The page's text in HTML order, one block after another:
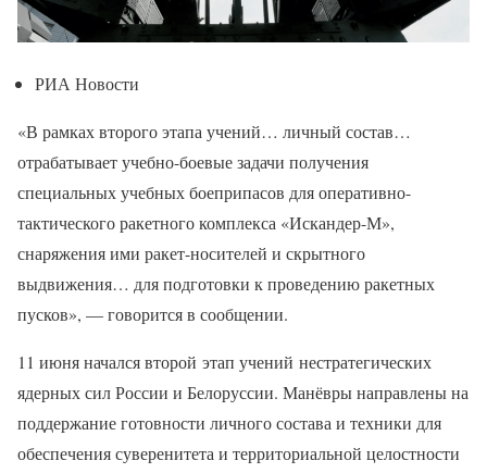
РИА Новости
«В рамках второго этапа учений… личный состав…
отрабатывает учебно-боевые задачи получения
специальных учебных боеприпасов для оперативно-
тактического ракетного комплекса «Искандер-М»,
снаряжения ими ракет-носителей и скрытного
выдвижения… для подготовки к проведению ракетных
пусков», — говорится в сообщении.
11 июня начался второй этап учений нестратегических
ядерных сил России и Белоруссии. Манёвры направлены на
поддержание готовности личного состава и техники для
обеспечения суверенитета и территориальной целостности